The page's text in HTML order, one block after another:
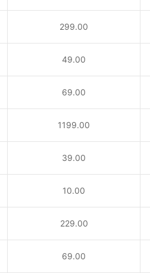
299.00
49.00
69.00
1199.00
39.00
10.00
229.00
69.00